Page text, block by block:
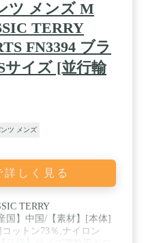
ツ メンズ M
TERRY
FN3394 ブラ
サイズ [並行輸
ツ メンズ
しく見る
TERRY
国】中国/【素材】[本体]
ットン73％,ナイロン